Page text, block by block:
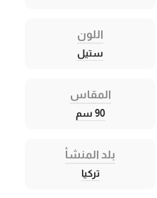
اللون
ستيل
المقاس
90 سم
بلد المنشأ
تركيا